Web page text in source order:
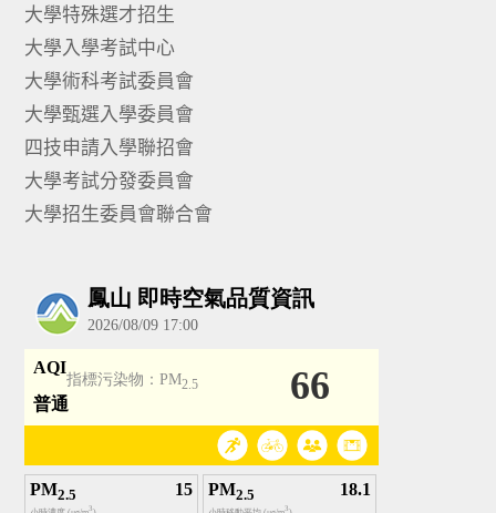
大學特殊選才招生
大學入學考試中心
大學術科考試委員會
大學甄選入學委員會
四技申請入學聯招會
大學考試分發委員會
大學招生委員會聯合會